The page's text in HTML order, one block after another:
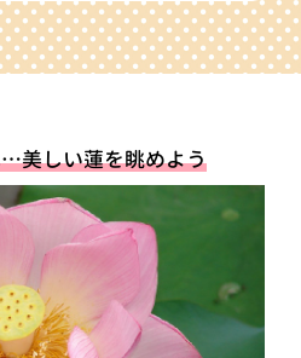
美しい蓮を眺めよう